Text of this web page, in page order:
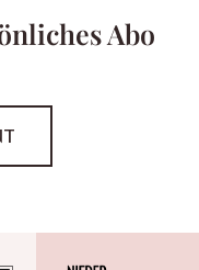
Abo